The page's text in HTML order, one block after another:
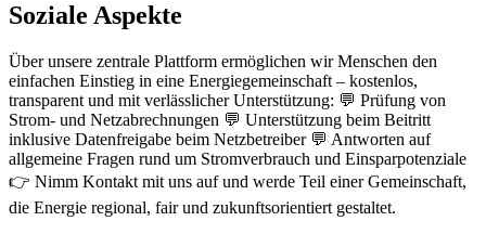
Soziale Aspekte
Über unsere zentrale Plattform ermöglichen wir Menschen den
einfachen Einstieg in eine Energiegemeinschaft – kostenlos,
transparent und mit verlässlicher Unterstützung: 💬 Prüfung von
Strom- und Netzabrechnungen 💬 Unterstützung beim Beitritt
inklusive Datenfreigabe beim Netzbetreiber 💬 Antworten auf
allgemeine Fragen rund um Stromverbrauch und Einsparpotenziale
👉 Nimm Kontakt mit uns auf und werde Teil einer Gemeinschaft,
die Energie regional, fair und zukunftsorientiert gestaltet.